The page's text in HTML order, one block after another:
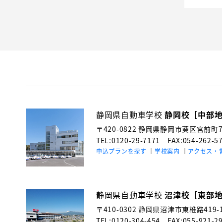
静岡県自動車学校静岡校［中部
〒420-0822 静岡県静岡市葵区宮前町
TEL:0120-29-7171 FAX:054-262-
申込プランを探す 学校案内 アクセス・
静岡県自動車学校沼津校［東部
〒410-0302 静岡県沼津市東椎路419-